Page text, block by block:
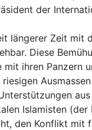
der
längerer Zeit mit
Diese
ihren Panzern
Islamisten
den Konflikt